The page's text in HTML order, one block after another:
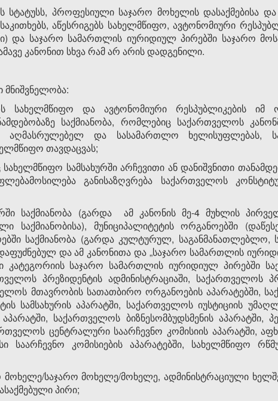
სტატუსს, პროფესიული საჯარო მოხელის დასაქმებისა და
აწესრიგებს სახელმწიფო, ავტონომიური
და საჯარო სამართლის იურიდიულ პირებში საჯარო
კანონით სხვა რამ არ არის დადგენილი.
მნიშვნელობა:
და ავტონომიური რესპუბლიკების იმ
საქმიანობა, რომლებიც საქართველოს
აღმასრულებელ და სასამართლო ხელისუფლებას,
თავდაცვას;
სამსახურში არჩევითი ან დანიშვნითი
განისაზღვრება საქართველოს
საქმიანობა (გარდა ამ კანონის მე-4 მუხლის
მუნიციპალიტეტის ორგანოებში
საქმიანობა (გარდა კულტურულ, საგანმანათლებლო,
და ამ კანონითა და „საჯარო სამართლის
საჯარო სამართლის იურიდიულ პირებში
პრეზიდენტის ადმინისტრაციაში, საქართველოს
მთავრობის სათათბირო ორგანოების აპარატებში,
სამსახურის აპარატში, საქართველოს იუსტიციის
საქართველოს ბიზნესომბუდსმენის აპარატში,
ცენტრალური საარჩევნო კომისიის აპარატში,
საარჩევნო კომისიების აპარატებში, სახელმწიფო
საჯარო მოხელე/მოხელე, ადმინისტრაციული
პირი;